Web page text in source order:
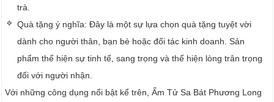
trà.
Quà tặng ý nghĩa: Đây là một sự lựa chọn quà tặng tuyệt vời
dành cho người thân, bạn bè hoặc đối tác kinh doanh. Sản
phẩm thể hiện sự tinh tế, sang trọng và thể hiện lòng trân trọng
đối với người nhận.
Với những công dụng nổi bật kể trên, Ấm Tử Sa Bát Phương Long